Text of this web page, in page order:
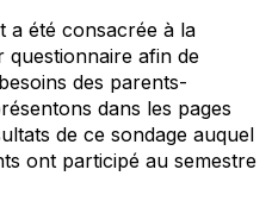
a été consacrée à la
questionnaire afin de
des parents-
dans les pages
de ce sondage auquel
ont participé au semestre